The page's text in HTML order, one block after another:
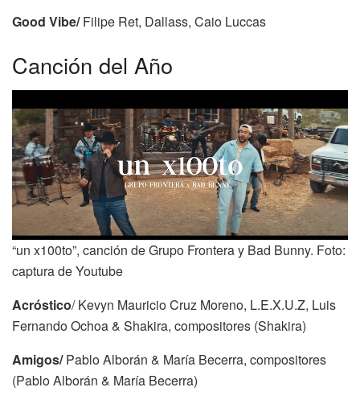
Good Vibe/Filipe Ret, Dallass, Caio Luccas
Canción del Año
“un x100to”, canción de Grupo Frontera y Bad Bunny. Foto:
captura de Youtube
Acróstico/ Kevyn Mauricio Cruz Moreno, L.E.X.U.Z, Luis
Fernando Ochoa & Shakira, compositores (Shakira)
Amigos/Pablo Alborán & María Becerra, compositores
(Pablo Alborán & María Becerra)